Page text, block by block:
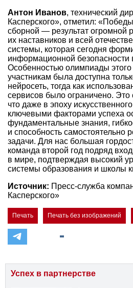
Антон Иванов, технический
Касперского», отметил:
сборной — результат огромной
их наставников и всей
системы, которая сегодня
информационной безопасности
Особенностью олимпиады этого
участникам была доступна
нейросеть, тогда как
сервисов было ограничено. Это
что даже в эпоху
ключевыми факторами успеха
фундаментальные знания,
и способность самостоятельно
задачи. Для нас большая
команда второй год подряд
в мире, подтверждая высокий
системы образования и школы
Источник: Пресс-служба
Касперского»
Печать Печать без изображений
Успех в партнерстве